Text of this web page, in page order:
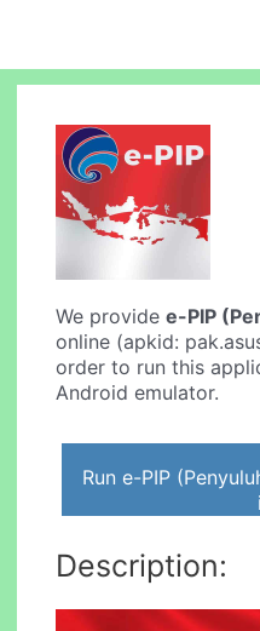
We providee-PIP
online (apkid:
order to run this
Android emulator.
Run e-PIP
Description: